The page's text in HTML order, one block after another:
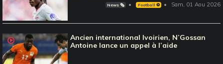
News 🗞️ Football ⚽️ Sam, 01 Aou 2026
Ancien international Ivoirien, N’Gossan
Antoine lance un appel à l’aide